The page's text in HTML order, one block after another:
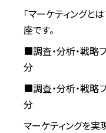
「マーケティングと
座です。
■調査・分析・戦略
分
■調査・分析・戦略
分
マーケティングを実